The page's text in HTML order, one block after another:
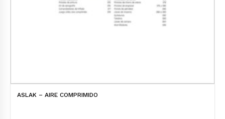
ASLAK – AIRE COMPRIMIDO